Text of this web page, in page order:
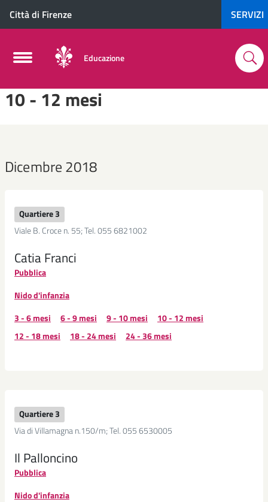
Città di Firenze SERVIZI
Educazione
10 - 12 mesi
Dicembre 2018
Quartiere 3
Viale B. Croce n. 55; Tel. 055 6821002
Catia Franci
Pubblica
Nido d'infanzia
3 - 6 mesi
6 - 9 mesi 9 - 10 mesi
10 - 12 mesi
12 - 18 mesi
18 - 24 mesi 24 - 36 mesi
Quartiere 3
Via di Villamagna n.150/m; Tel. 055 6530005
Il Palloncino
Pubblica
Nido d'infanzia